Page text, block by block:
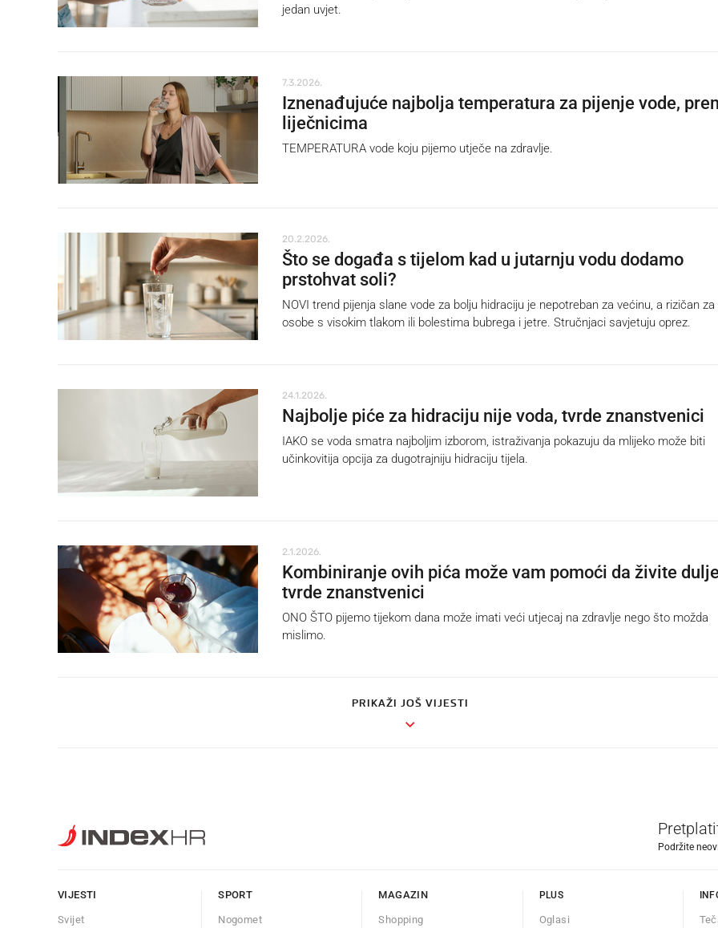
jedan uvjet.
7.3.2026.
Iznenađujuće najbolja temperatura za pijenje vode,
liječnicima
TEMPERATURA vode koju pijemo utječe na zdravlje.
20.2.2026.
Što se događa s tijelom kad u jutarnju vodu dodamo
prstohvat soli?
NOVI trend pijenja slane vode za bolju hidraciju je nepotreban za većinu, a rizičan za
osobe s visokim tlakom ili bolestima bubrega i jetre. Stručnjaci savjetuju oprez.
24.1.2026.
Najbolje piće za hidraciju nije voda, tvrde znanstvenici
IAKO se voda smatra najboljim izborom, istraživanja pokazuju da mlijeko može biti
učinkovitija opcija za dugotrajniju hidraciju tijela.
2.1.2026.
Kombiniranje ovih pića može vam pomoći da živite
tvrde znanstvenici
ONO ŠTO pijemo tijekom dana može imati veći utjecaj na zdravlje nego što možda
mislimo.
PRIKAŽI JOŠ VIJESTI
Podržite
VIJESTI
Svijet
SPORT
Nogomet
MAGAZIN
Shopping
PLUS
Oglasi